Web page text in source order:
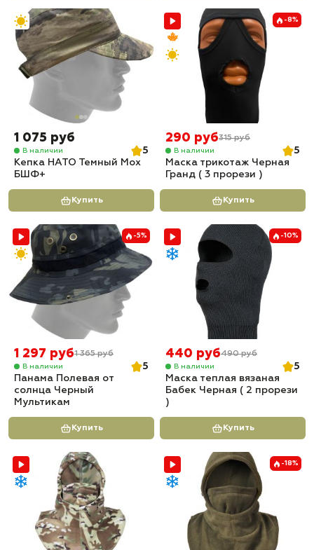
1 075 руб
В наличии
5
Кепка НАТО Темный Мох
БШФ+
Купить
-8%
290 руб315 руб
В наличии
5
Маска трикотаж Черная
Гранд ( 3 прорези )
Купить
-5%
1 297 руб1 365 руб
В наличии
5
Панама Полевая от
солнца Черный
Мультикам
Купить
-10%
440 руб490 руб
В наличии
5
Маска теплая вязаная
Бабек Черная ( 2 прорези
)
Купить
-18%